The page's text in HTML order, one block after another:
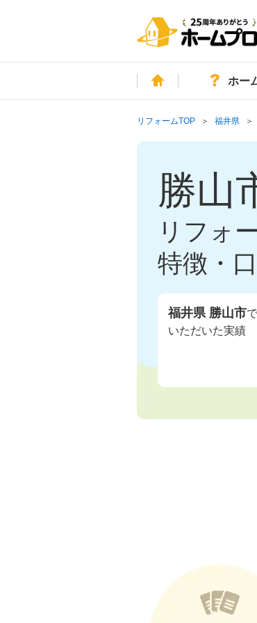
ホーム
ホー
リフォームTOP 福井県
勝山
リフォ
特徴・
福井県 勝山市
いただいた実績